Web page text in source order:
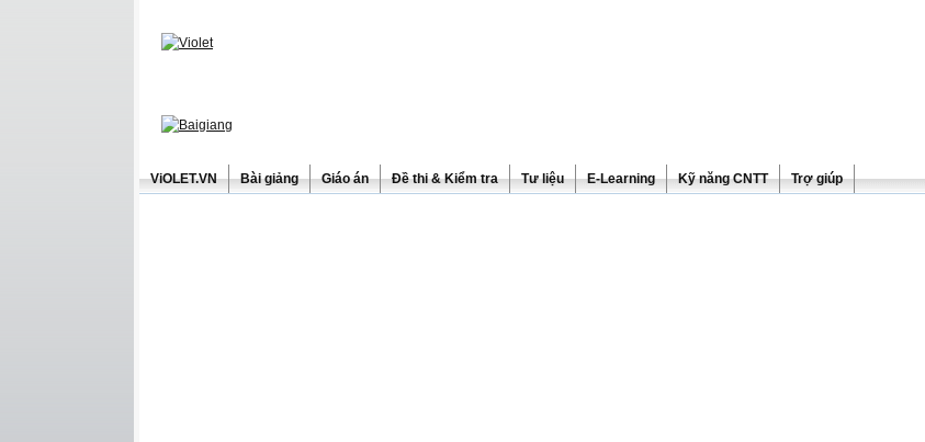
ViOLET.VN Bài giảng Giáo án Đề thi & Kiểm tra Tư liệu E-Learning Kỹ năng CNTT Trợ giúp